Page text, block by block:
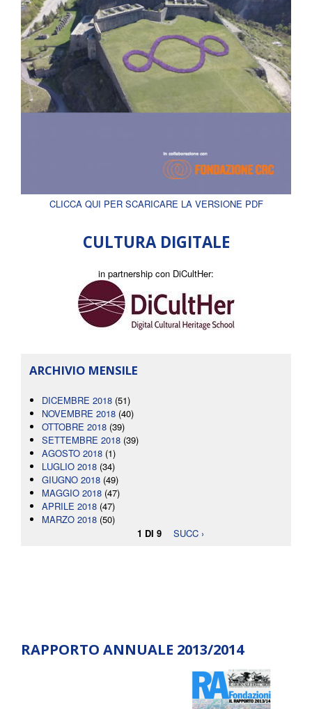
CLICCA QUI PER SCARICARE LA VERSIONE PDF
CULTURA DIGITALE
in partnership con DiCultHer:
ARCHIVIO MENSILE
DICEMBRE 2018 (51)
NOVEMBRE 2018 (40)
OTTOBRE 2018 (39)
SETTEMBRE 2018 (39)
AGOSTO 2018 (1)
LUGLIO 2018 (34)
GIUGNO 2018 (49)
MAGGIO 2018 (47)
APRILE 2018 (47)
MARZO 2018 (50)
1 DI 9
SUCC ›
RAPPORTO ANNUALE 2013/2014